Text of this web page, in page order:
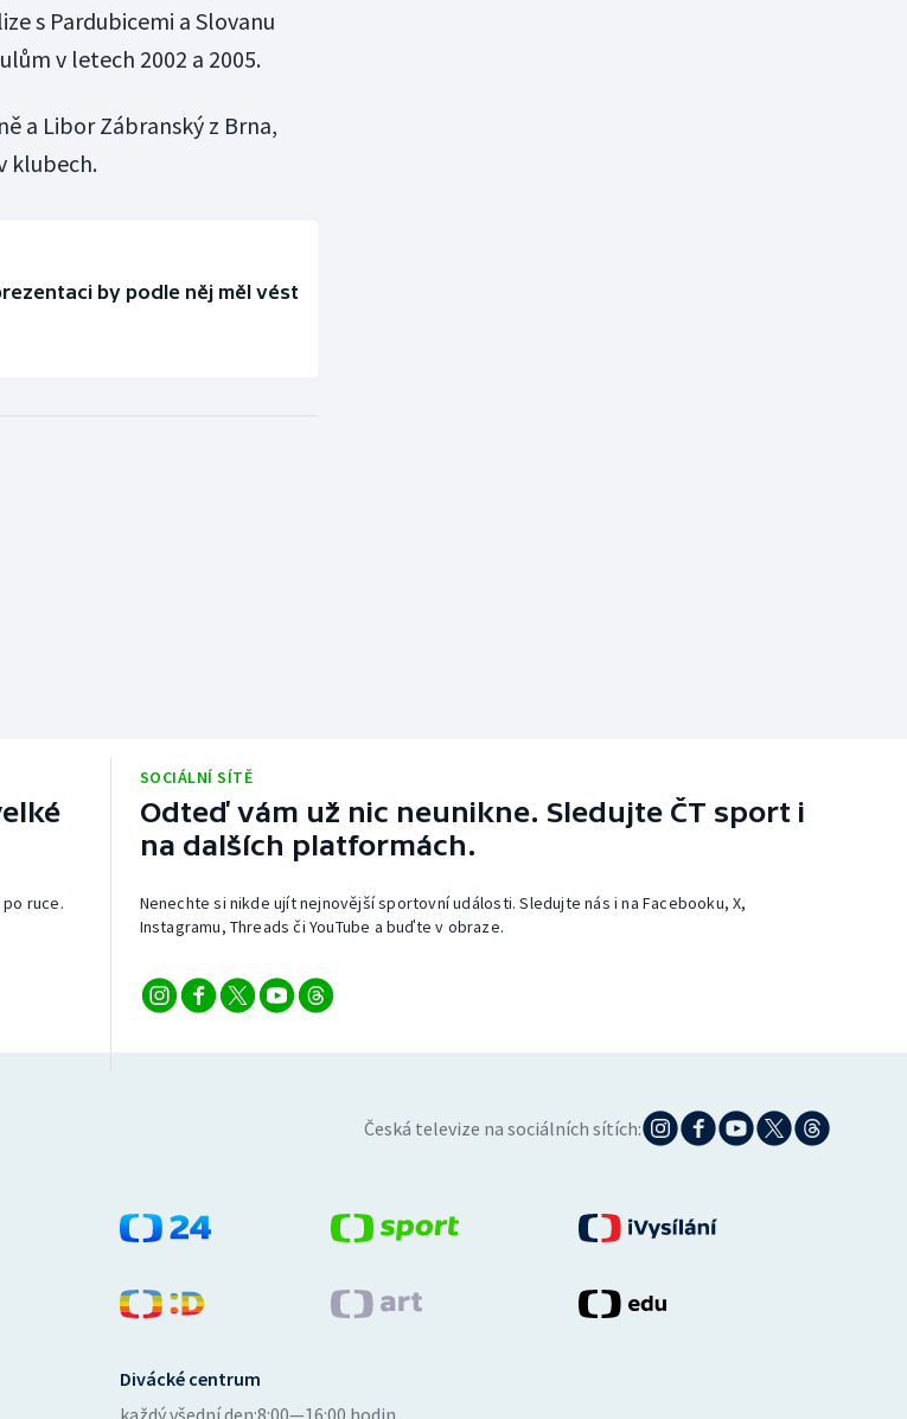
s Pardubicemi a Slovanu
v letech 2002 a 2005.
a Libor Zábranský z Brna,
klubech.
by podle něj měl vést
ruce.
SOCIÁLNÍ SÍTĚ
Odteď vám už nic neunikne. Sledujte ČT sport i
na dalších platformách.
Nenechte si nikde ujít nejnovější sportovní události. Sledujte nás i na Facebooku, X,
Instagramu, Threads či YouTube a buďte v obraze.
Česká televize na sociálních sítích:
Divácké centrum